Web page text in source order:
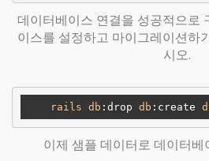
데이터베이스 연결을 성공적으로
이스를 설정하고 마이그레이션하
시오.
rails db :drop db :create
이제 샘플 데이터로 데이터베